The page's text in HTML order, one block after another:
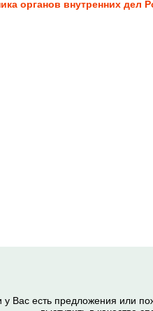
органов внутренних дел
у Вас есть предложения или